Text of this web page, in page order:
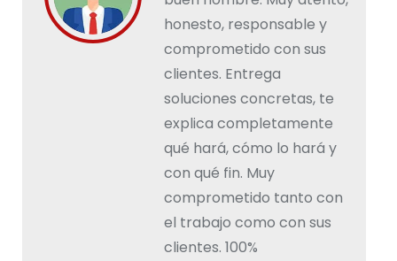
honesto, responsable y
comprometido con sus
clientes. Entrega
soluciones concretas, te
explica completamente
qué hará, cómo lo hará y
con qué fin. Muy
comprometido tanto con
el trabajo como con sus
clientes. 100%